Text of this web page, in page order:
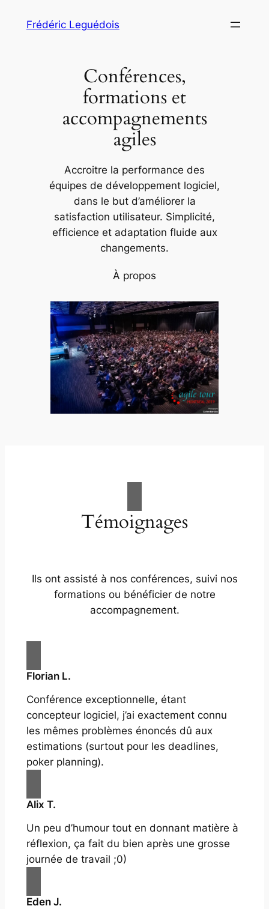
Frédéric Leguédois
Conférences,
formations et
accompagnements
agiles
Accroitre la performance des
équipes de développement logiciel,
dans le but d’améliorer la
satisfaction utilisateur. Simplicité,
efficience et adaptation fluide aux
changements.
À propos
Témoignages
Ils ont assisté à nos conférences, suivi nos
formations ou bénéficier de notre
accompagnement.
Florian L.
Conférence exceptionnelle, étant
concepteur logiciel, j’ai exactement connu
les mêmes problèmes énoncés dû aux
estimations (surtout pour les deadlines,
poker planning).
Alix T.
Un peu d’humour tout en donnant matière à
réflexion, ça fait du bien après une grosse
journée de travail ;0)
Eden J.